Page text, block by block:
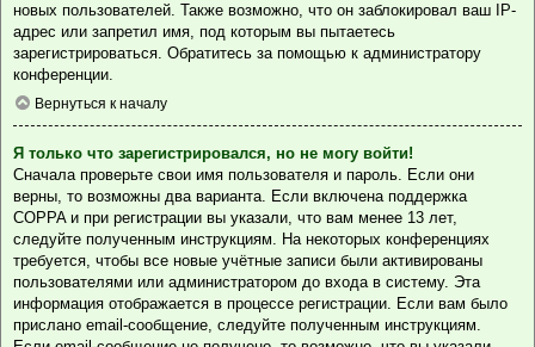
новых пользователей. Также возможно, что он заблокировал ваш IP-
адрес или запретил имя, под которым вы пытаетесь
зарегистрироваться. Обратитесь за помощью к администратору
конференции.
Вернуться к началу
Я только что зарегистрировался, но не могу войти!
Сначала проверьте свои имя пользователя и пароль. Если они
верны, то возможны два варианта. Если включена поддержка
COPPA и при регистрации вы указали, что вам менее 13 лет,
следуйте полученным инструкциям. На некоторых конференциях
требуется, чтобы все новые учётные записи были активированы
пользователями или администратором до входа в систему. Эта
информация отображается в процессе регистрации. Если вам было
прислано email-сообщение, следуйте полученным инструкциям.